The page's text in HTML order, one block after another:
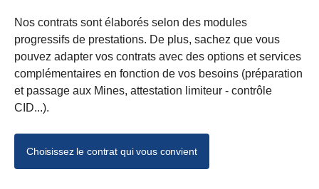
Nos contrats sont élaborés selon des modules
progressifs de prestations. De plus, sachez que vous
pouvez adapter vos contrats avec des options et services
complémentaires en fonction de vos besoins (préparation
et passage aux Mines, attestation limiteur - contrôle
CID...).
Choisissez le contrat qui vous convient